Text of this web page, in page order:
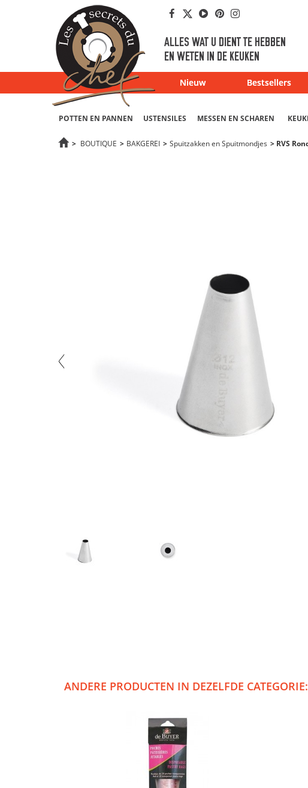
Facebook
Twitter
Youtube
Pinterest
Instagram
ALLES WAT U DIENT TE HEBBEN
EN WETEN IN DE KEUKEN
Nieuw Bestsellers
POTTEN EN PANNEN USTENSILES MESSEN EN SCHAREN
> BOUTIQUE > BAKGEREI > Spuitzakken en Spuitmondjes > RVS
ANDERE PRODUCTEN IN DEZELFDE CATEGORIE: